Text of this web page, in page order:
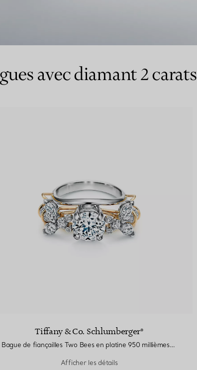
en diamants Tiffany.
avec diamant 2 carats
Tiffany & Co. Schlumberger®
Bague de fiançailles Two Bees en platine 950 millièmes et or 18 carats
Afficher les détails